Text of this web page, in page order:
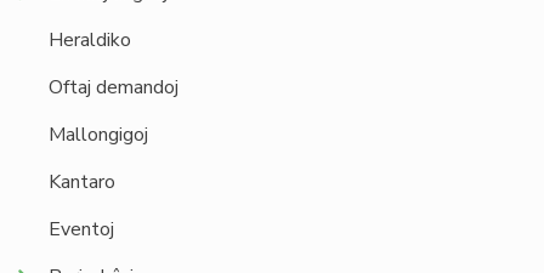
Heraldiko
Oftaj demandoj
Mallongigoj
Kantaro
Eventoj